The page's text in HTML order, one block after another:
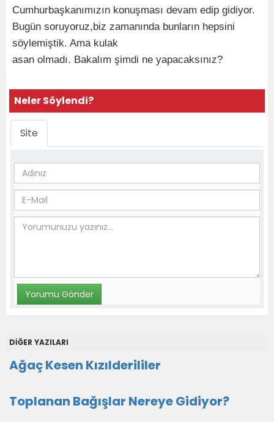
Cumhurbaşkanımızın konuşması devam edip gidiyor.
Bugün soruyoruz,biz zamanında bunların hepsini
söylemiştik. Ama kulak
asan olmadı. Bakalım şimdi ne yapacaksınız?
Neler Söylendi?
Site
DİĞER YAZILARI
Ağaç Kesen Kızılderililer
Toplanan Bağışlar Nereye Gidiyor?